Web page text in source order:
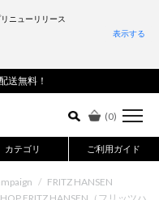
送無料！
(0)
カテゴリ ご利用ガイド
詳細検索はこちら
/ FRITZ HANSEN
ニューリリース
表示する